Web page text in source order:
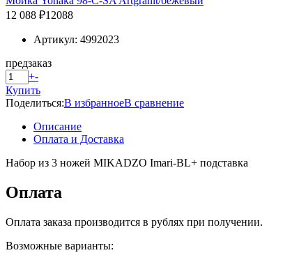
12 088 ₽12088
Артикул: 4992023
предзаказ
+-
Купить
Поделиться:В избранноеВ сравнение
Описание
Оплата и Доставка
Набор из 3 ножей MIKADZO Imari-BL+ подставка
Оплата
Оплата заказа производится в рублях при получении.
Возможные варианты: